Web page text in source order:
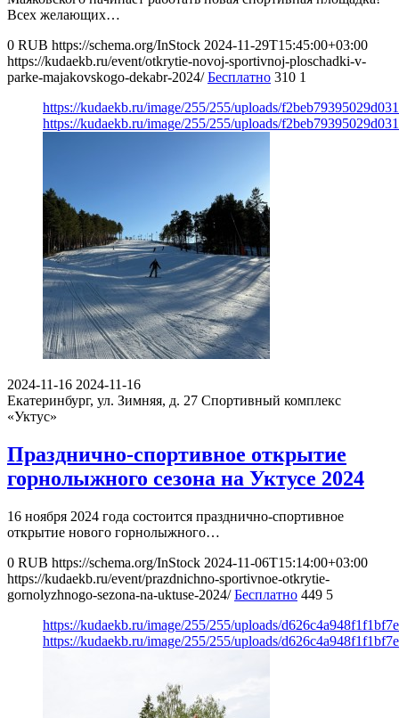
Всех желающих…
0 RUB https://schema.org/InStock 2024-11-29T15:45:00+03:00
https://kudaekb.ru/event/otkrytie-novoj-sportivnoj-ploschadki-v-
parke-majakovskogo-dekabr-2024/ Бесплатно 310 1
https://kudaekb.ru/image/255/255/uploads/
https://kudaekb.ru/image/255/255/uploads/
2024-11-16 2024-11-16
Екатеринбург, ул. Зимняя, д. 27 Спортивный комплекс
«Уктус»
Празднично-спортивное открытие
горнолыжного сезона на Уктусе 2024
16 ноября 2024 года состоится празднично-спортивное
открытие нового горнолыжного…
0 RUB https://schema.org/InStock 2024-11-06T15:14:00+03:00
https://kudaekb.ru/event/prazdnichno-sportivnoe-otkrytie-
gornolyzhnogo-sezona-na-uktuse-2024/ Бесплатно 449 5
https://kudaekb.ru/image/255/255/uploads/
https://kudaekb.ru/image/255/255/uploads/